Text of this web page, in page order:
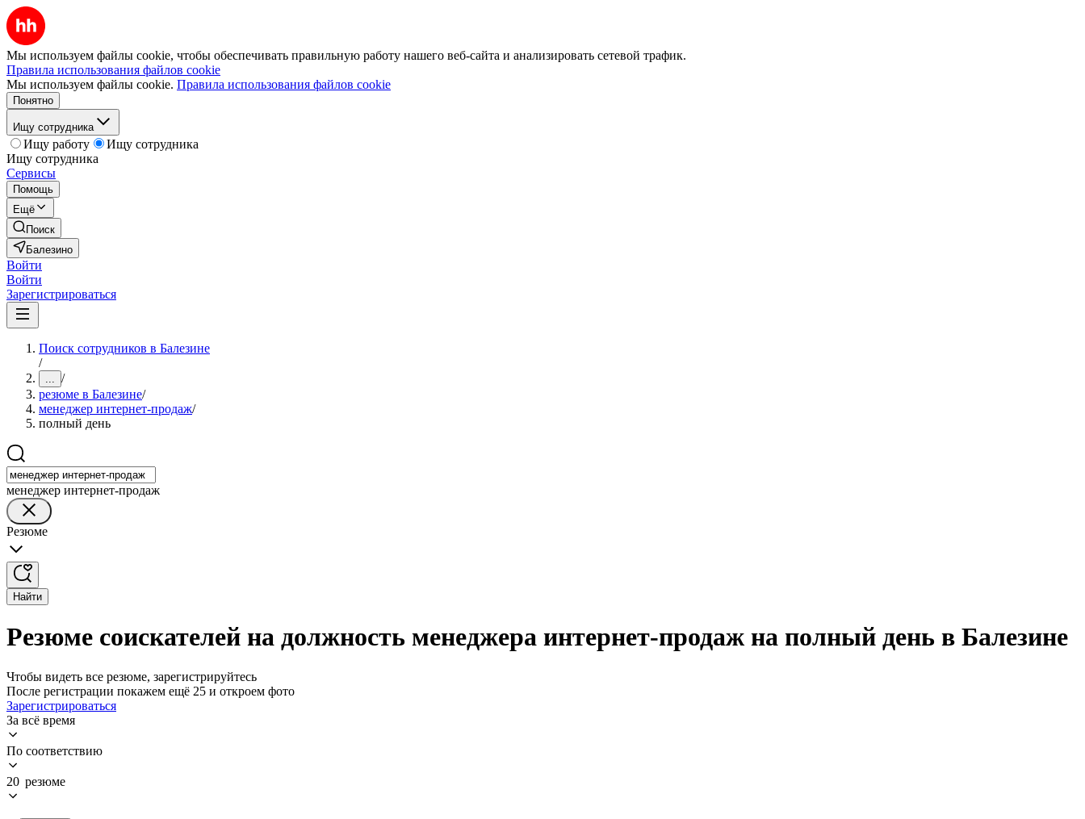
Мы используем файлы cookie, чтобы обеспечивать правильную работу нашего веб-сайта и анализировать сетевой трафик.
Правила использования файлов cookie
Мы используем файлы cookie. Правила использования файлов cookie
Понятно
Ищу сотрудника
Ищу работу
Ищу сотрудника
Ищу сотрудника
Сервисы
Помощь
Ещё
Поиск
Балезино
Войти
Войти
Зарегистрироваться
Поиск сотрудников в Балезине
/
... /
резюме в Балезине/
менеджер интернет-продаж/
полный день
менеджер интернет-продаж
Резюме
Найти
Резюме соискателей на должность менеджера интернет-продаж на полный день в Балезине
Чтобы видеть все резюме, зарегистрируйтесь
После регистрации покажем ещё 25 и откроем фото
Зарегистрироваться
За всё время
По соответствию
20 резюме